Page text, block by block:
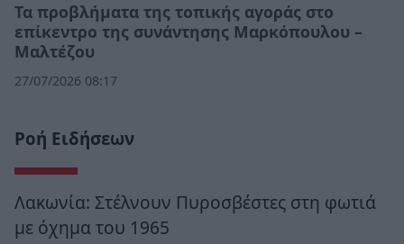
Τα προβλήματα της τοπικής αγοράς στο
επίκεντρο της συνάντησης Μαρκόπουλου –
Μαλτέζου
27/07/2026 08:17
Ροή Ειδήσεων
Λακωνία: Στέλνουν Πυροσβέστες στη φωτιά
με όχημα του 1965